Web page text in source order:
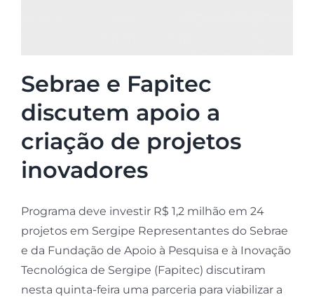
Sebrae e Fapitec
discutem apoio a
criação de projetos
inovadores
Programa deve investir R$ 1,2 milhão em 24
projetos em Sergipe Representantes do Sebrae
e da Fundação de Apoio à Pesquisa e à Inovação
Tecnológica de Sergipe (Fapitec) discutiram
nesta quinta-feira uma parceria para viabilizar a